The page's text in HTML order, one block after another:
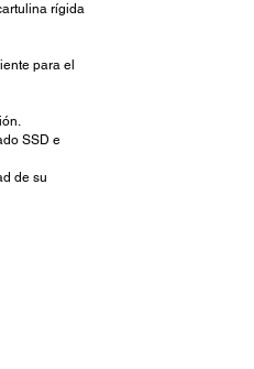
rígida
para el
SSD e
de su